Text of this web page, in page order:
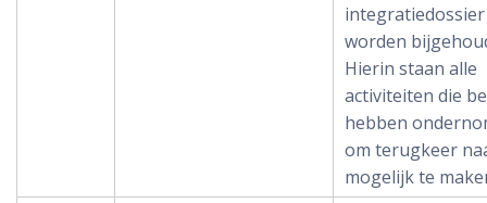
integratiedossier
worden
Hierin staan alle
activiteiten die
hebben
om terugkeer
mogelijk te